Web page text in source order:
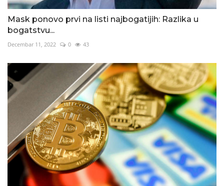
Mask ponovo prvi na listi najbogatijih: Razlika u
bogatstvu...
Decembar 11, 2022 0 43